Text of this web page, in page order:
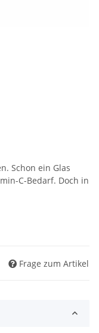
Schon ein Glas
C-Bedarf. Doch in
Frage zum Artikel